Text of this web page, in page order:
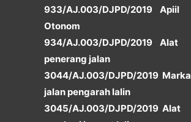
933/AJ.003/DJPD/2019 Apiil
Otonom
934/AJ.003/DJPD/2019 Alat
penerang jalan
3044/AJ.003/DJPD/2019 Marka
jalan pengarah lalin
3045/AJ.003/DJPD/2019 Alat